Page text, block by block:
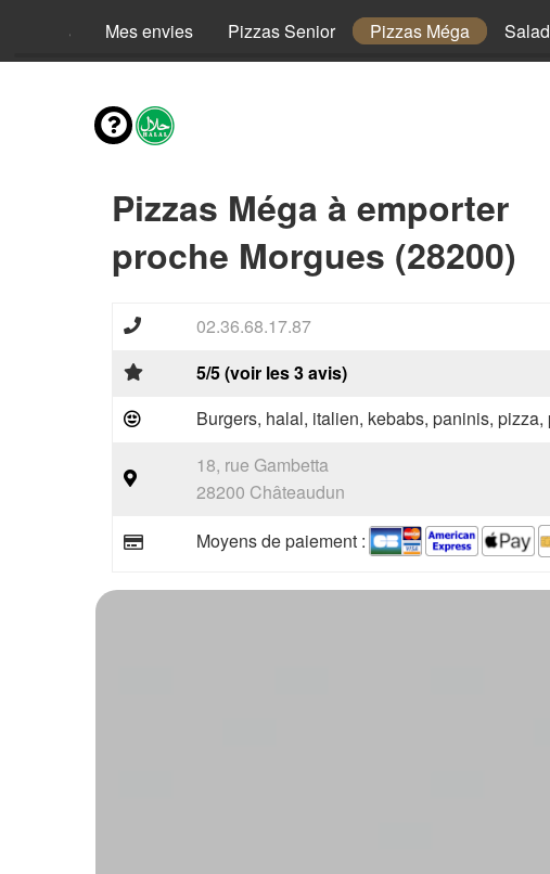
Menus Mes envies Pizzas Senior Pizzas Méga
Pizzas Méga à emporter
proche Morgues (28200)
02.36.68.17.87
5/5 (voir les 3 avis)
Burgers, halal, italien, kebabs, paninis,
18, rue Gambetta
28200 Châteaudun
Moyens de paiement :